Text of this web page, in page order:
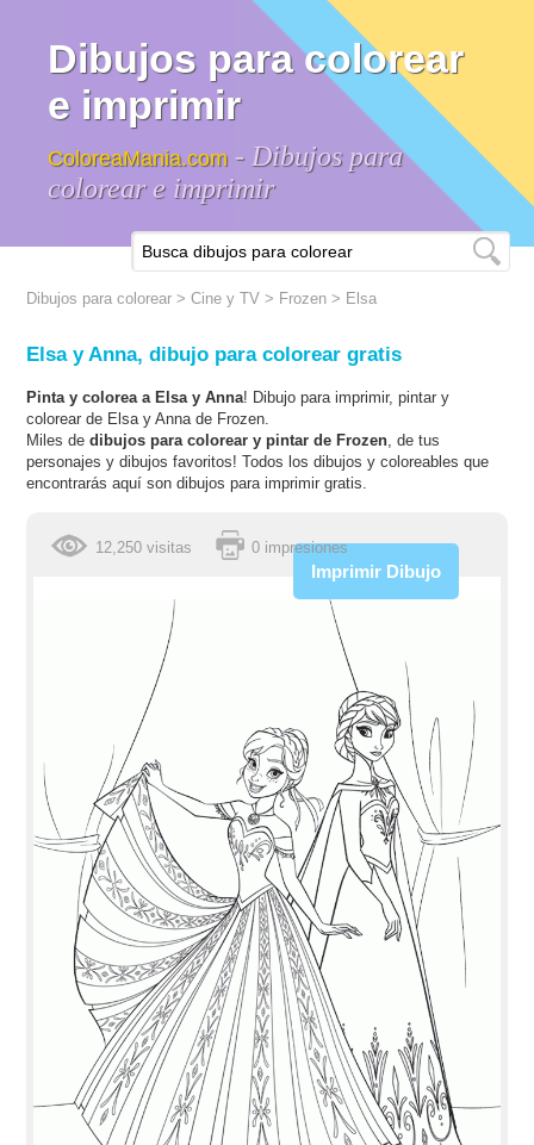
Dibujos para colorear
e imprimir
ColoreaMania.com - Dibujos para
colorear e imprimir
Dibujos para colorear >Cine y TV > Frozen > Elsa
Elsa y Anna, dibujo para colorear gratis
Pinta y colorea a Elsa y Anna! Dibujo para imprimir, pintar y
colorear de Elsa y Anna de Frozen.
Miles dedibujos para colorear y pintar de Frozen, de tus
personajes y dibujos favoritos! Todos los dibujos y coloreables que
encontrarás aquí son dibujos para imprimir gratis.
12,250 visitas 0 impresiones
Imprimir Dibujo